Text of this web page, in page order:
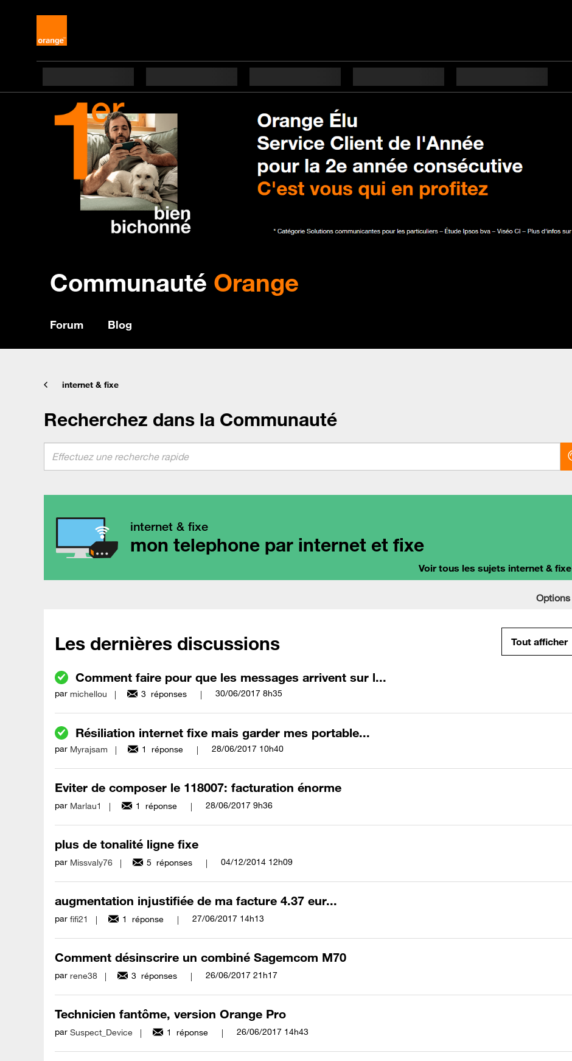
Communauté Orange
Forum Blog
internet & fixe
Recherchez dans la Communauté
internet & fixe
mon telephone par internet et fixe
Voir tous les sujets internet & fixe
Options
Les dernières discussions Tout afficher
Comment faire pour que les messages arrivent sur l...
par michellou 3 réponses ‎30/06/2017 8h35
Résiliation internet fixe mais garder mes portable...
par Myrajsam 1 réponse ‎28/06/2017 10h40
Eviter de composer le 118007: facturation énorme
par Marlau1 1 réponse ‎28/06/2017 9h36
plus de tonalité ligne fixe
par Missvaly76 5 réponses ‎04/12/2014 12h09
augmentation injustifiée de ma facture 4.37 eur...
par fifi21 1 réponse ‎27/06/2017 14h13
Comment désinscrire un combiné Sagemcom M70
par rene38 3 réponses ‎26/06/2017 21h17
Technicien fantôme, version Orange Pro
par Suspect_Device 1 réponse ‎26/06/2017 14h43